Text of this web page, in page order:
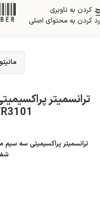
رد کردن به ناوبری
رد کردن به محتوای اصلی
ترانسمیتر